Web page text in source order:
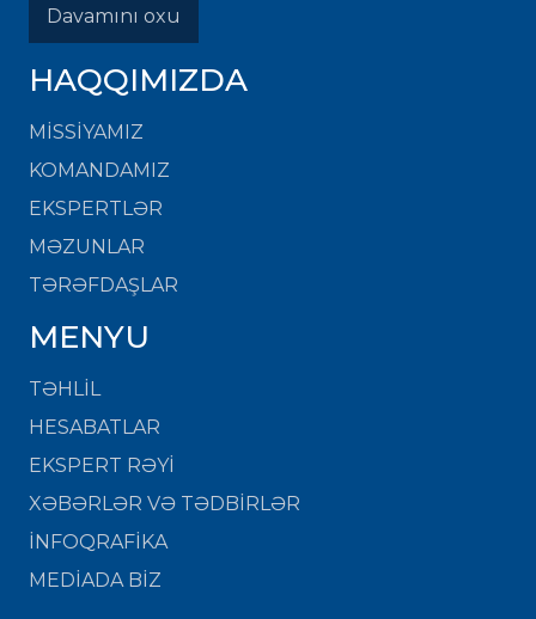
Davamını oxu
HAQQIMIZDA
MISSIYAMIZ
KOMANDAMIZ
EKSPERTLƏR
MƏZUNLAR
TƏRƏFDAŞLAR
MENYU
TƏHLİL
HESABATLAR
EKSPERT RƏYİ
XƏBƏRLƏR VƏ TƏDBİRLƏR
İNFOQRAFİKA
MEDİADA BİZ